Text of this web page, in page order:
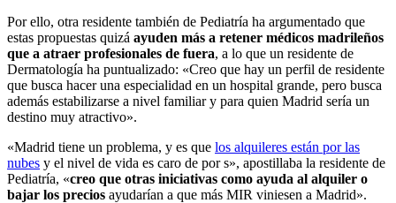
Por ello, otra residente también de Pediatría ha argumentado que
estas propuestas quizá ayuden más a retener médicos madrileños
que a atraer profesionales de fuera, a lo que un residente de
Dermatología ha puntualizado: «Creo que hay un perfil de residente
que busca hacer una especialidad en un hospital grande, pero busca
además estabilizarse a nivel familiar y para quien Madrid sería un
destino muy atractivo».
«Madrid tiene un problema, y es que los alquileres están por las
nubes y el nivel de vida es caro de por s», apostillaba la residente de
Pediatría, «creo que otras iniciativas como ayuda al alquiler o
bajar los precios ayudarían a que más MIR viniesen a Madrid».